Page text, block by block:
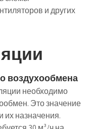
и других
воздухообмена
необходимо
Это значение
назначения.